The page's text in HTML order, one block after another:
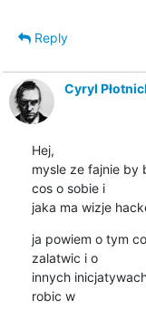
Reply
Cyryl
Hej,
mysle ze fajnie by
cos o sobie i
jaka ma wizje
ja powiem o tym
zalatwic i o
innych
robic w